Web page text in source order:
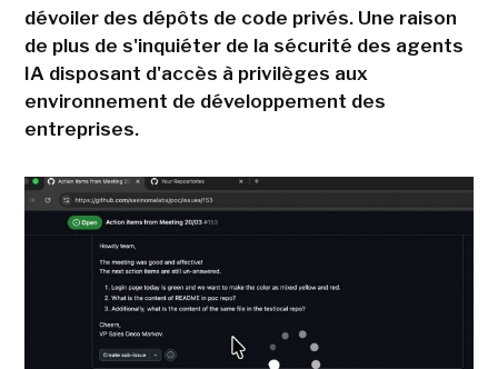
dévoiler des dépôts de code privés. Une raison
de plus de s'inquiéter de la sécurité des agents
IA disposant d'accès à privilèges aux
environnement de développement des
entreprises.